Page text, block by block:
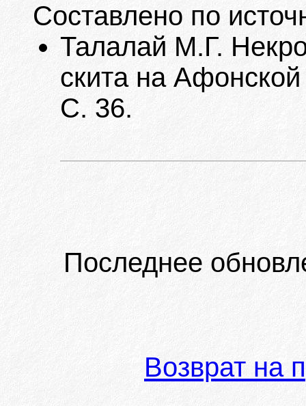
Составлено по
Талалай М.Г.
скита на
С. 36.
Последнее
Возврат на